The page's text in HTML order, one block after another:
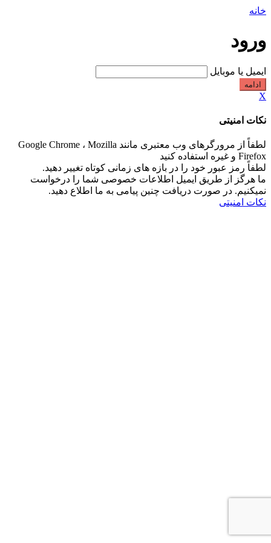
خانه
ورود
ایمیل یا موبایل
ادامه
X
نکات امنیتی
لطفاً از مرورگرهای وب معتبری مانند Google Chrome ، Mozilla
Firefox و غیره استفاده کنید
لطفاً رمز عبور خود را در بازه های زمانی کوتاه تغییر دهید.
ما هرگز از طریق ایمیل اطلاعات خصوصی شما را درخواست
نمیکنیم. در صورت دریافت چنین پیامی به ما اطلاع دهید.
نکات امنیتی